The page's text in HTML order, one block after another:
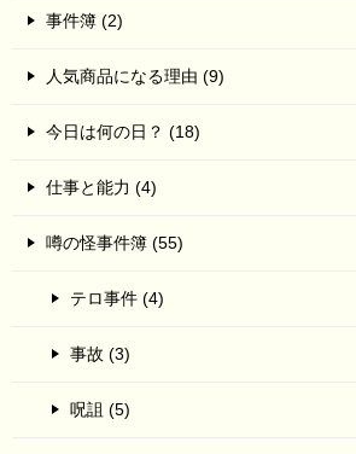
事件簿 (2)
人気商品になる理由 (9)
今日は何の日？ (18)
仕事と能力 (4)
噂の怪事件簿 (55)
テロ事件 (4)
事故 (3)
呪詛 (5)